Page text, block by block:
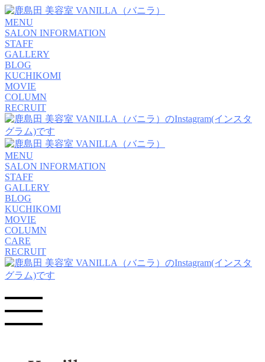
MENU
SALON INFORMATION
STAFF
GALLERY
BLOG
KUCHIKOMI
MOVIE
COLUMN
RECRUIT
MENU
SALON INFORMATION
STAFF
GALLERY
BLOG
KUCHIKOMI
MOVIE
COLUMN
CARE
RECRUIT